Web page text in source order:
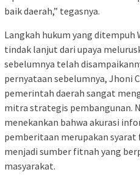
baik daerah,” tegasnya.
Langkah hukum yang ditempuh
tindak lanjut dari upaya
sebelumnya telah
pernyataan sebelumnya, Jhoni
pemerintah daerah sangat
mitra strategis pembangunan.
menekankan bahwa akurasi
pemberitaan merupakan
menjadi sumber fitnah yang
masyarakat.